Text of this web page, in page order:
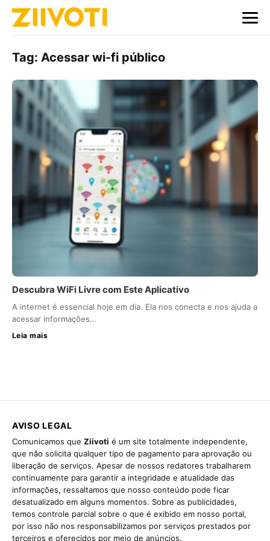
Tag: Acessar wi-fi público
Descubra WiFi Livre com Este Aplicativo
A internet é essencial hoje em dia. Ela nos conecta e nos ajuda a
acessar informações…
Leia mais
AVISO LEGAL
Comunicamos que Ziivoti é um site totalmente independente,
que não solicita qualquer tipo de pagamento para aprovação ou
liberação de serviços. Apesar de nossos redatores trabalharem
continuamente para garantir a integridade e atualidade das
informações, ressaltamos que nosso conteúdo pode ficar
desatualizado em alguns momentos. Sobre as publicidades,
temos controle parcial sobre o que é exibido em nosso portal,
por isso não nos responsabilizamos por serviços prestados por
terceiros e oferecidos por meio de anúncios.